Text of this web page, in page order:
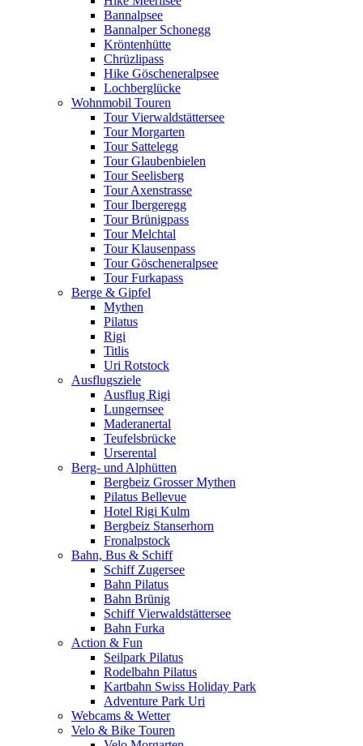
Bannalpsee
Bannalper Schonegg
Kröntenhütte
Chrüzlipass
Hike Göscheneralpsee
Lochberglücke
Wohnmobil Touren
Tour Vierwaldstättersee
Tour Morgarten
Tour Sattelegg
Tour Glaubenbielen
Tour Seelisberg
Tour Axenstrasse
Tour Ibergeregg
Tour Brünigpass
Tour Melchtal
Tour Klausenpass
Tour Göscheneralpsee
Tour Furkapass
Berge & Gipfel
Mythen
Pilatus
Rigi
Titlis
Uri Rotstock
Ausflugsziele
Ausflug Rigi
Lungernsee
Maderanertal
Teufelsbrücke
Urserental
Berg- und Alphütten
Bergbeiz Grosser Mythen
Pilatus Bellevue
Hotel Rigi Kulm
Bergbeiz Stanserhorn
Fronalpstock
Bahn, Bus & Schiff
Schiff Zugersee
Bahn Pilatus
Bahn Brünig
Schiff Vierwaldstättersee
Bahn Furka
Action & Fun
Seilpark Pilatus
Rodelbahn Pilatus
Kartbahn Swiss Holiday Park
Adventure Park Uri
Webcams & Wetter
Velo & Bike Touren